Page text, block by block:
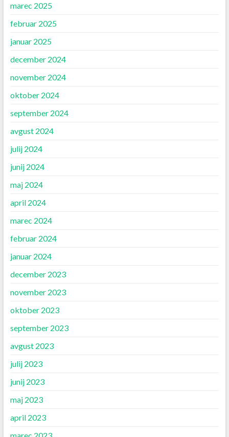
marec 2025
februar 2025
januar 2025
december 2024
november 2024
oktober 2024
september 2024
avgust 2024
julij 2024
junij 2024
maj 2024
april 2024
marec 2024
februar 2024
januar 2024
december 2023
november 2023
oktober 2023
september 2023
avgust 2023
julij 2023
junij 2023
maj 2023
april 2023